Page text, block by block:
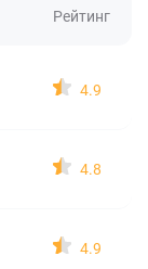
Рейтинг
4.9
4.8
4.9